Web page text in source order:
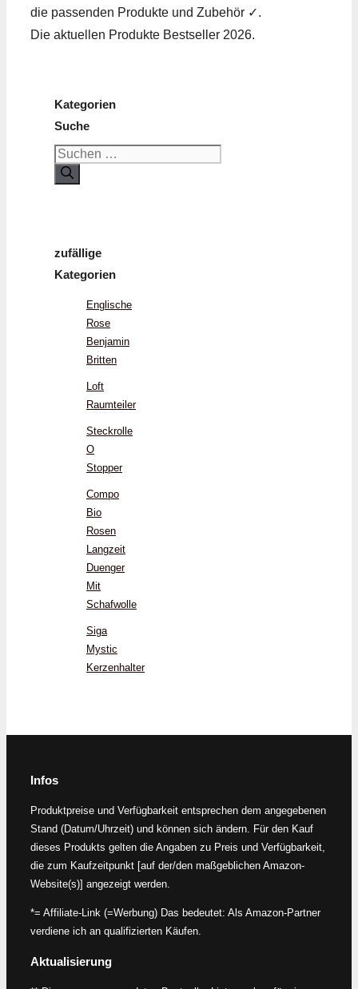
die passenden Produkte und Zubehör ✓.
Die aktuellen Produkte Bestseller 2026.
Kategorien
Suche
Suchen
nach:
zufällige
Kategorien
Englische
Rose
Benjamin
Britten
Loft
Raumteiler
Steckrolle
O
Stopper
Compo
Bio
Rosen
Langzeit
Duenger
Mit
Schafwolle
Siga
Mystic
Kerzenhalter
Infos
Produktpreise und Verfügbarkeit entsprechen dem angegebenen
Stand (Datum/Uhrzeit) und können sich ändern. Für den Kauf
dieses Produkts gelten die Angaben zu Preis und Verfügbarkeit,
die zum Kaufzeitpunkt [auf der/den maßgeblichen Amazon-
Website(s)] angezeigt werden.
*= Affiliate-Link (=Werbung) Das bedeutet: Als Amazon-Partner
verdiene ich an qualifizierten Käufen.
Aktualisierung